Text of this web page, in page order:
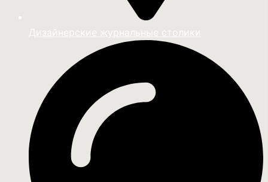
Дизайнерские журнальные столики